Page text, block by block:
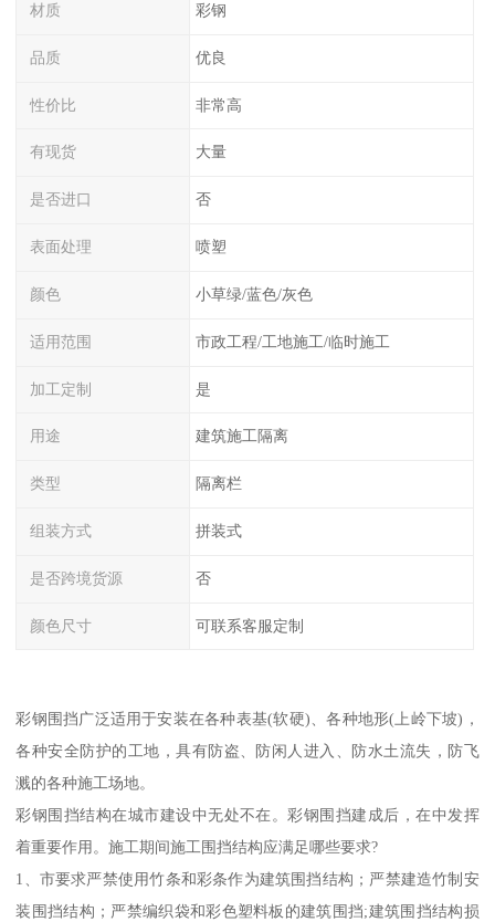
材质 彩钢
品质 优良
性价比 非常高
有现货 大量
是否进口 否
表面处理 喷塑
颜色 小草绿/蓝色/灰色
适用范围 市政工程/工地施工/临时施工
加工定制 是
用途 建筑施工隔离
类型 隔离栏
组装方式 拼装式
是否跨境货源 否
颜色尺寸 可联系客服定制
彩钢围挡广泛适用于安装在各种表基(软硬)、各种地形(上岭下坡)，
各种安全防护的工地，具有防盗、防闲人进入、防水土流失，防飞
溅的各种施工场地。
彩钢围挡结构在城市建设中无处不在。彩钢围挡建成后，在中发挥
着重要作用。施工期间施工围挡结构应满足哪些要求?
1、市要求严禁使用竹条和彩条作为建筑围挡结构；严禁建造竹制安
装围挡结构；严禁编织袋和彩色塑料板的建筑围挡;建筑围挡结构损